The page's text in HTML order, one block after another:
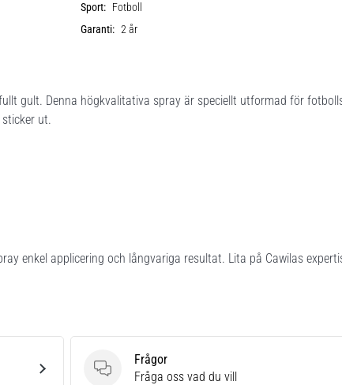
Sport: Fotboll
Garanti: 2 år
gult. Denna högkvalitativa spray är speciellt utformad för
ut.
enkel applicering och långvariga resultat. Lita på Cawilas
Frågor
Frågor
Fråga oss vad du vill